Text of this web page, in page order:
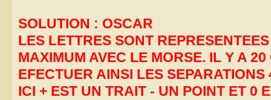
SOLUTION : OSCAR
LES LETTRES SONT
MAXIMUM AVEC LE MORSE. IL Y A
EFECTUER AINSI LES SEPARATIONS
ICI + EST UN TRAIT - UN POINT ET 0